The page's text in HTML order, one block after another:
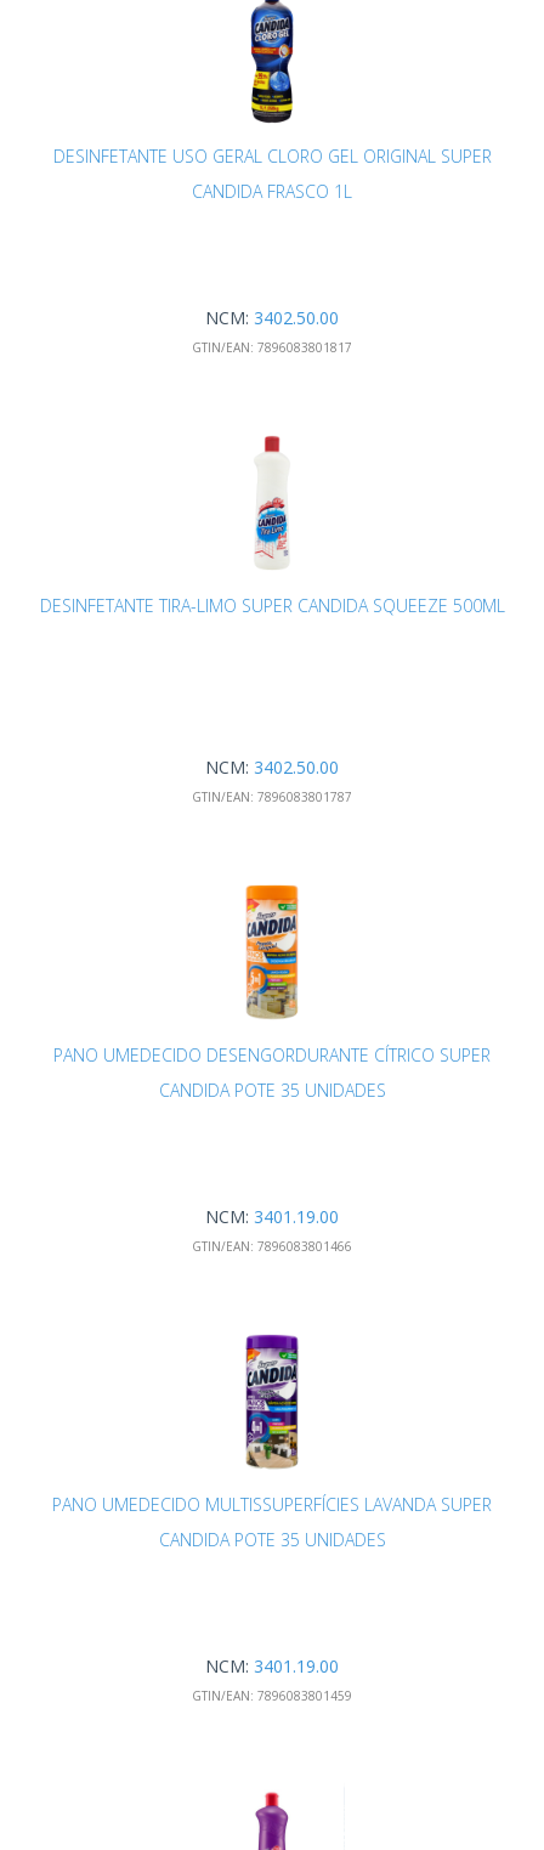
DESINFETANTE USO GERAL CLORO GEL ORIGINAL SUPER
CANDIDA FRASCO 1L
NCM: 3402.50.00
GTIN/EAN: 7896083801817
DESINFETANTE TIRA-LIMO SUPER CANDIDA SQUEEZE 500ML
NCM: 3402.50.00
GTIN/EAN: 7896083801787
PANO UMEDECIDO DESENGORDURANTE CÍTRICO SUPER
CANDIDA POTE 35 UNIDADES
NCM: 3401.19.00
GTIN/EAN: 7896083801466
PANO UMEDECIDO MULTISSUPERFÍCIES LAVANDA SUPER
CANDIDA POTE 35 UNIDADES
NCM: 3401.19.00
GTIN/EAN: 7896083801459